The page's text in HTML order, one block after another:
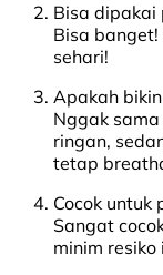
Bisa dipakai
Bisa
sehari!
Apakah
Nggak
ringan,
tetap
Cocok untuk
Sangat
minim resiko